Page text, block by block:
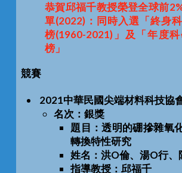
恭賀邱福千教授榮登全球前
單(2022)：同時入選「終身
榜(1960-2021)」及「年度
榜」
競賽
2021中華民國尖端材料科技協
名次：銀獎
題目：透明的硼摻雜氧
轉換特性研究
姓名：洪O倫、湯O行
指導教授：邱福千